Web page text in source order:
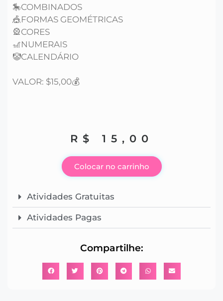
🎠COMBINADOS
🎪FORMAS GEOMÉTRICAS
🎡CORES
🎢NUMERAIS
🤡CALENDÁRIO
VALOR: $15,00💰
R$ 15,00
Colocar no carrinho
Atividades Gratuitas
Atividades Pagas
Compartilhe: